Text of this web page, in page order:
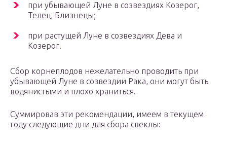
при убывающей Луне в созвездиях Козерог,
Телец, Близнецы;
при растущей Луне в созвездиях Дева и
Козерог.
Сбор корнеплодов нежелательно проводить при
убывающей Луне в созвездии Рака, они могут быть
водянистыми и плохо храниться.
Суммировав эти рекомендации, имеем в текущем
году следующие дни для сбора свеклы: